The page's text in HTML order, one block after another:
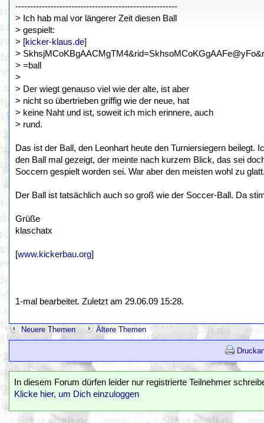
-------------------------------------------------------
> Ich hab mal vor längerer Zeit diesen Ball
> gespielt:
> [kicker-klaus.de]
>
> =ball
>
> Der wiegt genauso viel wie der alte, ist aber
> nicht so übertrieben griffig wie der neue, hat
> keine Naht und ist, soweit ich mich erinnere, auch
> rund.
Das ist der Ball, den Leonhart heute den Turniersiegern
den Ball mal gezeigt, der meinte nach kurzem Blick, das sei
Soccern gespielt worden sei. War aber den meisten wohl zu
Der Ball ist tatsächlich auch so groß wie der Soccer-Ball. Da
Grüße
klaschatx
[www.kickerbau.org]
1-mal bearbeitet. Zuletzt am 29.06.09 15:28.
Neuere Themen Ältere Themen
In diesem Forum dürfen leider nur registrierte Teilnehmer
Klicke hier, um Dich einzuloggen